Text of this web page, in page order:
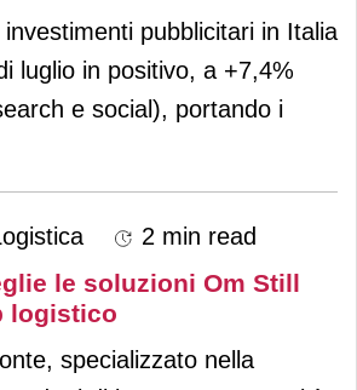
pubblicitari in Italia
luglio in positivo, a +7,4%
e social), portando i
2 min read
le soluzioni Om Still
logistico
specializzato nella